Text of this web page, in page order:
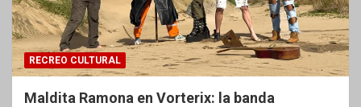
RECREO CULTURAL
Maldita Ramona en Vorterix: la banda